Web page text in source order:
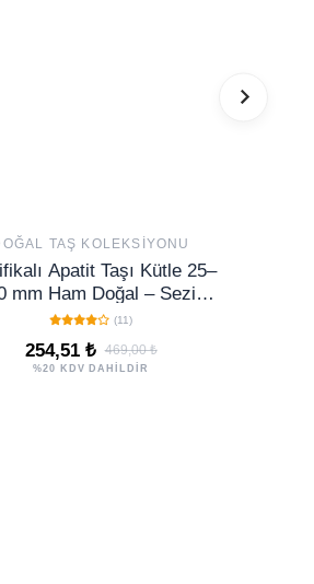
TAŞ KOLEKSIYONU
Apatit Taşı Kütle 25–
mm Ham Doğal – Sezi
ve Ruhsal Farkındalık
Taşı
(11)
254,51 ₺ 469,00 ₺
%20 KDV DAHİLDİR